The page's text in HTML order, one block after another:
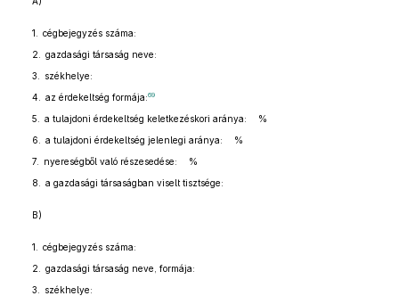
1. cégbejegyzés száma:
2. gazdasági társaság neve:
3. székhelye:
4. az érdekeltség formája:69
5. a tulajdoni érdekeltség keletkezéskori aránya: %
6. a tulajdoni érdekeltség jelenlegi aránya: %
7. nyereségből való részesedése: %
8. a gazdasági társaságban viselt tisztsége:
B)
1. cégbejegyzés száma:
2. gazdasági társaság neve, formája:
3. székhelye: